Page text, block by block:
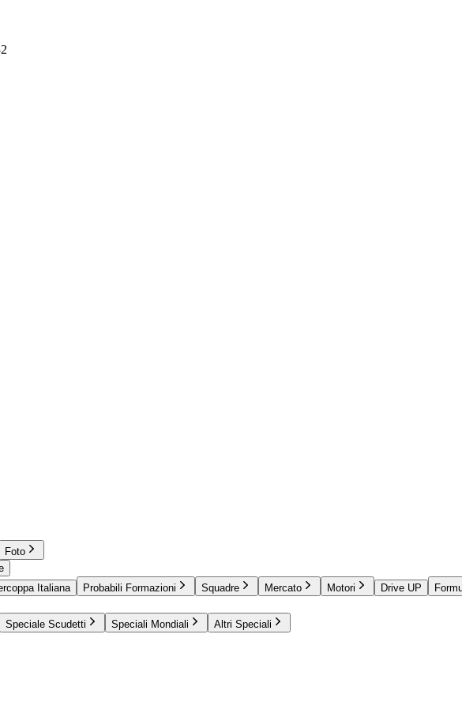
Foto
Italiana Probabili Formazioni Squadre Mercato Motori Drive UP
Speciale Scudetti Speciali Mondiali Altri Speciali